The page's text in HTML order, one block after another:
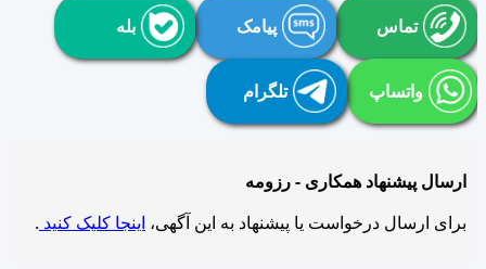
تماس پیامک بله
واتساپ تلگرام
ارسال پیشنهاد همکاری - رزومه
برای ارسال درخواست یا پیشنهاد به این آگهی، اینجا کلیک کنید .